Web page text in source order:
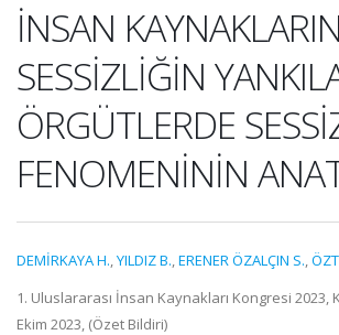
İNSAN
SESSİZLİĞİN
ÖRGÜTLERDE
FENOMENİNİN
DEMİRKAYA H.,YILDIZ B.,ERENER ÖZALÇIN S.,
1. Uluslararası İnsan Kaynakları Kongresi 2023,
Ekim 2023, (Özet Bildiri)